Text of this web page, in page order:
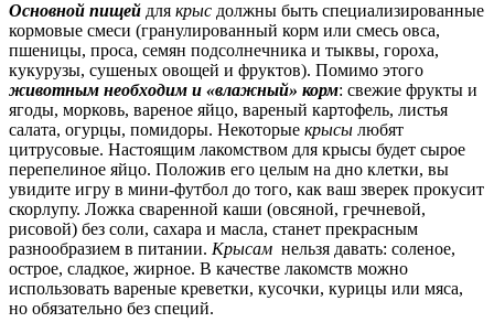
Основной пищей для крыс должны быть специализированные
кормовые смеси (гранулированный корм или смесь овса,
пшеницы, проса, семян подсолнечника и тыквы, гороха,
кукурузы, сушеных овощей и фруктов). Помимо этого
животным необходим и «влажный» корм: свежие фрукты и
ягоды, морковь, вареное яйцо, вареный картофель, листья
салата, огурцы, помидоры. Некоторые крысы любят
цитрусовые. Настоящим лакомством для крысы будет сырое
перепелиное яйцо. Положив его целым на дно клетки, вы
увидите игру в мини-футбол до того, как ваш зверек прокусит
скорлупу. Ложка сваренной каши (овсяной, гречневой,
рисовой) без соли, сахара и масла, станет прекрасным
разнообразием в питании. Крысам нельзя давать: соленое,
острое, сладкое, жирное. В качестве лакомств можно
использовать вареные креветки, кусочки, курицы или мяса,
но обязательно без специй.